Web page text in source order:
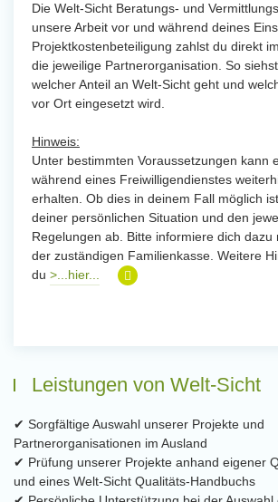
Die Welt-Sicht Beratungs- und
unsere Arbeit vor und während deines
Projektkostenbeteiligung zahlst du direkt
die jeweilige Partnerorganisation. So
welcher Anteil an Welt-Sicht geht und
vor Ort eingesetzt wird.
Hinweis:
Unter bestimmten Voraussetzungen kann
während eines Freiwilligendienstes
erhalten. Ob dies in deinem Fall möglich
deiner persönlichen Situation und den
Regelungen ab. Bitte informiere dich dazu
der zuständigen Familienkasse. Weitere
du >...hier...
Leistungen von Welt-Sicht
✔ Sorgfältige Auswahl unserer Projekte und
Partnerorganisationen im Ausland
✔ Prüfung unserer Projekte anhand eigener
und eines Welt-Sicht Qualitäts-Handbuchs